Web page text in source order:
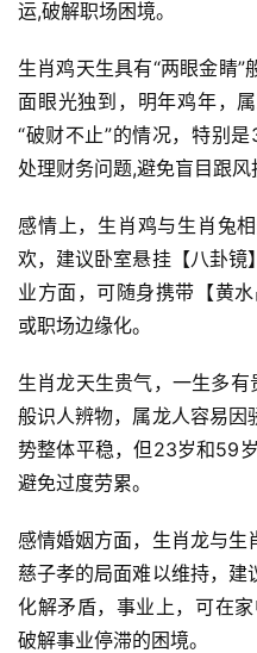
运,破解职场困境。
生肖鸡天生具有“两眼金睛
面眼光独到，明年鸡年，
“破财不止”的情况，特别
处理财务问题,避免盲目跟风
感情上，生肖鸡与生肖兔
欢，建议卧室悬挂【八卦镜
业方面，可随身携带【黄
或职场边缘化。
生肖龙天生贵气，一生多有
般识人辨物，属龙人容易因
势整体平稳，但23岁和59
避免过度劳累。
感情婚姻方面，生肖龙与生
慈子孝的局面难以维持，建
化解矛盾，事业上，可在
破解事业停滞的困境。